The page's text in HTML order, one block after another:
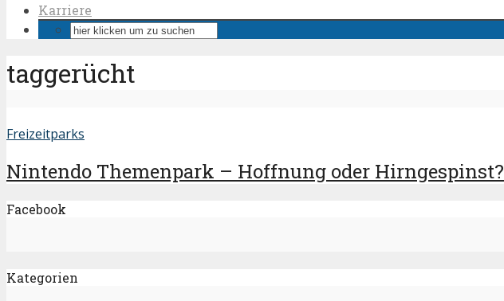
Karriere
taggerücht
Freizeitparks
Nintendo Themenpark – Hoffnung oder Hirngespinst?
Facebook
Kategorien